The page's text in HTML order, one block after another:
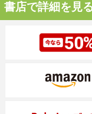
書店で詳細を見